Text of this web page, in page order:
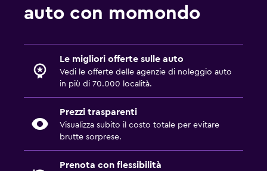
auto con momondo
Le migliori offerte sulle auto
Vedi le offerte delle agenzie di noleggio auto
in più di 70.000 località.
Prezzi trasparenti
Visualizza subito il costo totale per evitare
brutte sorprese.
Prenota con flessibilità